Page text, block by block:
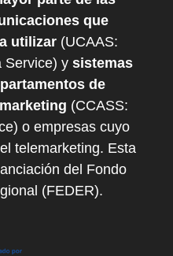
que
utilizar (UCAAS:
Service) y sistemas
de
(CCASS:
o empresas cuyo
telemarketing. Esta
del Fondo
(FEDER).